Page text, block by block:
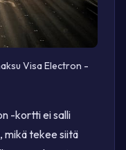
Visa Electron -
-kortti ei salli
mikä tekee siitä